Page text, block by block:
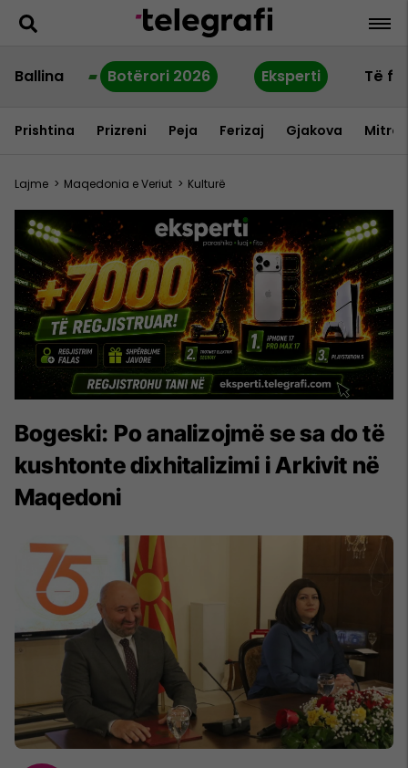
Ballina Botërori 2026 Eksperti Të
Prishtina Prizreni Peja Ferizaj Gjakova
Lajme > Maqedonia e Veriut > Kulturë
Bogeski: Po analizojmë se sa do të
kushtonte dixhitalizimi i Arkivit në
Maqedoni